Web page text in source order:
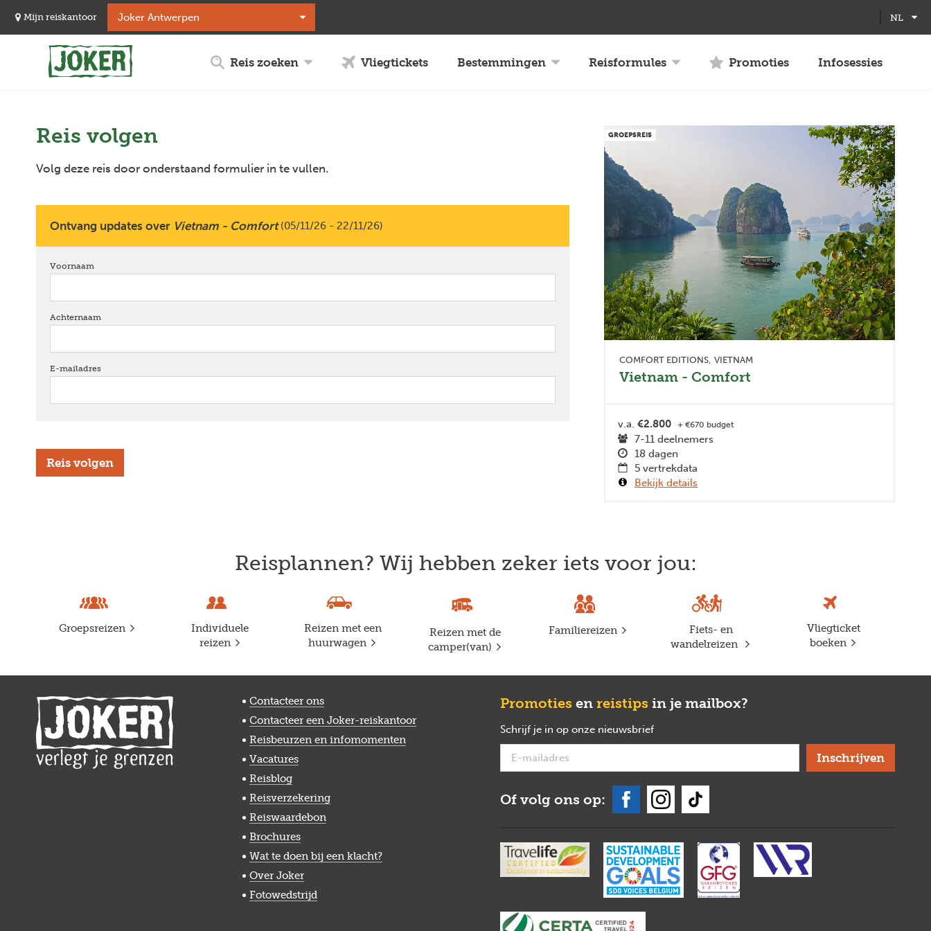
naar
Bob
Hallo!
Mijn reiskantoor NL
Reis zoeken Vliegtickets Bestemmingen Reisformules Promoties Infosessies
Reis volgen
Volg deze reis door onderstaand formulier in te vullen.
Ontvang updates over Vietnam - Comfort(05/11/26 - 22/11/26)
Voornaam
Achternaam
E-mailadres
GROEPSREIS
COMFORT EDITIONS VIETNAM
Vietnam - Comfort
v.a. €2.800 + €670 budget
7-11 deelnemers
18 dagen
5 vertrekdata
Bekijk details
Reisplannen? Wij hebben zeker iets voor jou:
Groepsreizen
Individuele
reizen
Reizen met een
huurwagen
Reizen met de
camper(van)
Familiereizen
Fiets- en
wandelreizen
Vliegticket
boeken
Contacteer ons
Contacteer een Joker-reiskantoor
Reisbeurzen en infomomenten
Vacatures
Reisblog
Reisverzekering
Reiswaardebon
Brochures
Wat te doen bij een klacht?
Over Joker
Fotowedstrijd
Promoties en reistips in je mailbox?
Schrijf je in op onze nieuwsbrief
Of volg ons op:
screen